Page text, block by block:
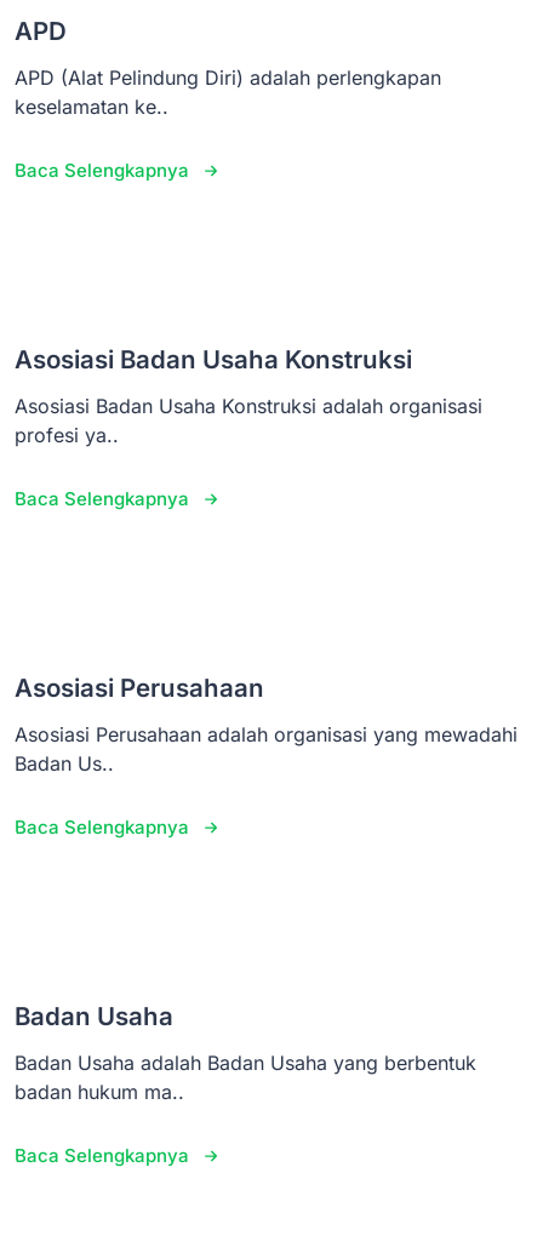
APD
APD (Alat Pelindung Diri) adalah perlengkapan
keselamatan ke..
Baca Selengkapnya
Asosiasi Badan Usaha Konstruksi
Asosiasi Badan Usaha Konstruksi adalah organisasi
profesi ya..
Baca Selengkapnya
Asosiasi Perusahaan
Asosiasi Perusahaan adalah organisasi yang mewadahi
Badan Us..
Baca Selengkapnya
Badan Usaha
Badan Usaha adalah Badan Usaha yang berbentuk
badan hukum ma..
Baca Selengkapnya